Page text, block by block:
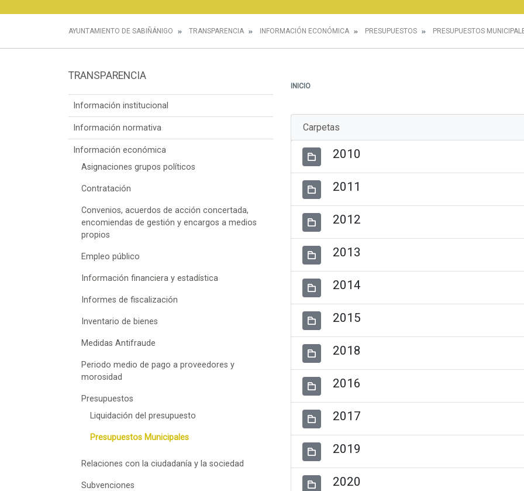
AYUNTAMIENTO DE SABIÑÁNIGO TRANSPARENCIA INFORMACIÓN ECONÓMICA PRESUPUESTOS PRESUPUESTOS
TRANSPARENCIA
Información institucional
Información normativa
Información económica
Asignaciones grupos políticos
Contratación
Convenios, acuerdos de acción concertada,
encomiendas de gestión y encargos a medios
propios
Empleo público
Información financiera y estadística
Informes de fiscalización
Inventario de bienes
Medidas Antifraude
Periodo medio de pago a proveedores y
morosidad
Presupuestos
Liquidación del presupuesto
Presupuestos Municipales
Relaciones con la ciudadanía y la sociedad
Subvenciones
INICIO
Carpetas
2010
2011
2012
2013
2014
2015
2018
2016
2017
2019
2020